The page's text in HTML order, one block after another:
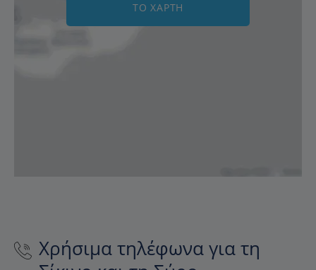
ΤΟ ΧΆΡΤΗ
Χρήσιμα τηλέφωνα για τη